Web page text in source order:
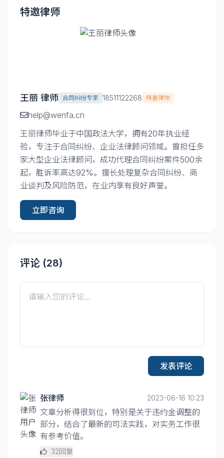
特邀律师
王丽 律师 合同纠纷专家 18511122268 特邀律师
help@wenfa.cn
王丽律师毕业于中国政法大学，拥有20年执业经
验，专注于合同纠纷、企业法律顾问领域。曾担任多
家大型企业法律顾问，成功代理合同纠纷案件500余
起，胜诉率高达92%。擅长处理复杂合同纠纷、商
业谈判及风险防范，在业内享有良好声誉。
立即咨询
评论 (28)
发表评论
张律师 2023-06-16 10:23
文章分析得很到位，特别是关于违约金调整的
部分，结合了最新的司法实践，对实务工作很
有参考价值。
32回复